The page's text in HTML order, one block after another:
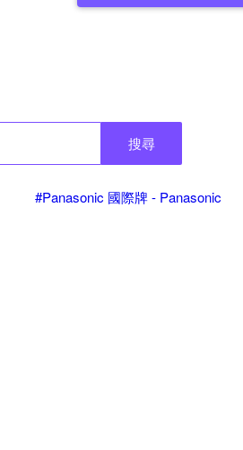
搜尋
#Panasonic 國際牌 - Panasonic